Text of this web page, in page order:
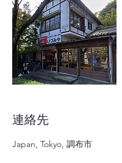
連絡先
Japan, Tokyo, 調布市